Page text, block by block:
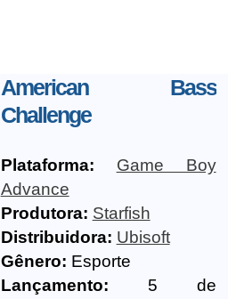
American Bass
Challenge
Plataforma:
Game Boy
Advance
Produtora: Starfish
Distribuidora: Ubisoft
Gênero: Esporte
Lançamento: 5 de